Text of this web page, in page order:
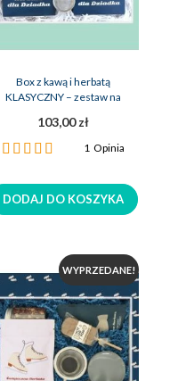
Box z kawą i herbatą
KLASYCZNY – zestaw na
103,00 zł
Ocena:
1Opinia
DODAJ DO KOSZYKA
WYPRZEDANE!